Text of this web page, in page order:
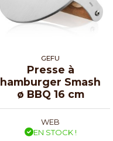
GEFU
Presse à
hamburger Smash
ø BBQ 16 cm
WEB
EN STOCK !